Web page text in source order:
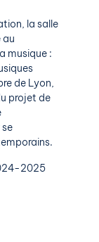
la salle
au
musique :
de Lyon,
projet de
2025